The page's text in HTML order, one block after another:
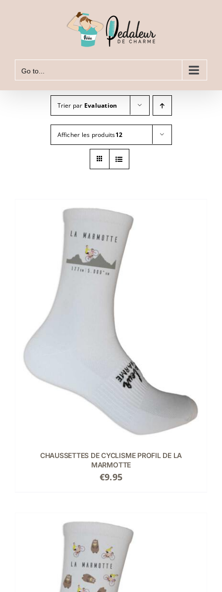
Go to...
Trier par Evaluation
Afficher les produits12
CHAUSSETTES DE CYCLISME PROFIL DE LA
MARMOTTE
€9.95